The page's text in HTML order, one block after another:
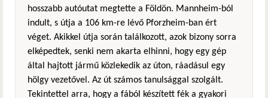
hosszabb autóutat megtette a Földön. Mannheim-ból
indult, s útja a 106 km-re lévő Pforzheim-ban ért
véget. Akikkel útja során találkozott, azok bizony sorra
elképedtek, senki nem akarta elhinni, hogy egy gép
által hajtott jármű közlekedik az úton, ráadásul egy
hölgy vezetővel. Az út számos tanulsággal szolgált.
Tekintettel arra, hogy a fából készített fék a gyakori